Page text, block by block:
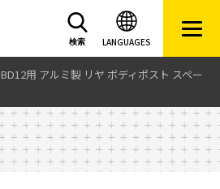
LANGUAGES
検索
BD12用 アルミ製 リヤ ボディポスト スペー